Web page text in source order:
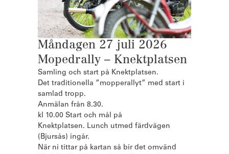
Måndagen 27 juli 2026
Mopedrally – Knektplatsen
Samling och start på Knektplatsen.
Det traditionella ”mopperallyt” med start i
samlad tropp.
Anmälan från 8.30.
kl 10.00 Start och mål på
Knektplatsen. Lunch utmed färdvägen
(Bjursås) ingår.
När ni tittar på kartan så bir det omvänd